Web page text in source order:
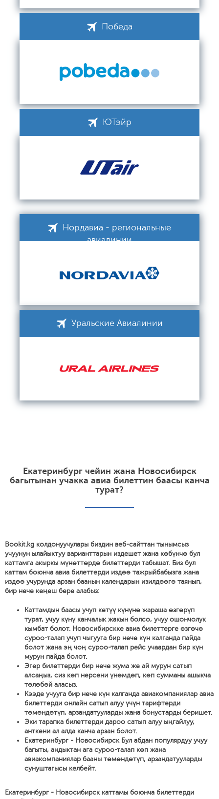
Победа
ЮТэйр
Нордавиа - региональные
авиалинии
Уральские Авиалинии
Екатеринбург чейин жана Новосибирск
багытынан учакка авиа билеттин баасы канча
турат?
Bookit.kg колдонуучулары биздин веб-сайттан тынымсыз
учуунун ылайыктуу варианттарын издешет жана көбүнчө бул
каттамга акыркы мүнөттөрдө билеттерди табышат. Биз бул
каттам боюнча авиа билеттерди издөө тажрыйбабызга жана
издөө учурунда арзан баанын календарын изилдөөгө таянып,
бир нече кеңеш бере алабыз:
Каттамдын баасы учуп кетүү күнүнө жараша өзгөрүп
турат, учуу күнү канчалык жакын болсо, учуу ошончолук
кымбат болот. Новосибирскке авиа билеттерге өзгөчө
суроо-талап учуп чыгууга бир нече күн калганда пайда
болот жана эң чоң суроо-талап рейс учаардан бир күн
мурун пайда болот.
Эгер билеттерди бир нече жума же ай мурун сатып
алсаңыз, сиз көп нерсени үнөмдөп, көп сумманы ашыкча
төлөбөй аласыз.
Кээде учууга бир нече күн калганда авиакомпаниялар авиа
билеттерди онлайн сатып алуу үчүн тарифтерди
төмөндөтүп, арзандатууларды жана бонустарды беришет.
Эки тарапка билеттерди дароо сатып алуу ыңгайлуу,
анткени ал алда канча арзан болот.
Екатеринбург - Новосибирск Бул абдан популярдуу учуу
багыты, андыктан ага суроо-талап көп жана
авиакомпаниялар бааны төмөндөтүп, арзандатууларды
сунуштагысы келбейт.
Екатеринбург - Новосибирск каттамы боюнча билеттерди